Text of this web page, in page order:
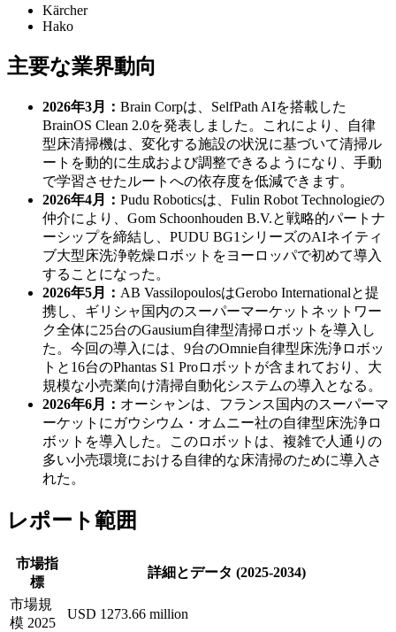
Kärcher
Hako
主要な業界動向
2026年3月： Brain Corpは、SelfPath AIを搭載した
BrainOS Clean 2.0を発表しました。これにより、自律
型床清掃機は、変化する施設の状況に基づいて清掃ル
ートを動的に生成および調整できるようになり、手動
で学習させたルートへの依存度を低減できます。
2026年4月： Pudu Roboticsは、Fulin Robot Technologieの
仲介により、Gom Schoonhouden B.V.と戦略的パートナ
ーシップを締結し、PUDU BG1シリーズのAIネイティ
ブ大型床洗浄乾燥ロボットをヨーロッパで初めて導入
することになった。
2026年5月： AB VassilopoulosはGerobo Internationalと提
携し、ギリシャ国内のスーパーマーケットネットワー
ク全体に25台のGausium自律型清掃ロボットを導入し
た。今回の導入には、9台のOmnie自律型床洗浄ロボッ
トと16台のPhantas S1 Proロボットが含まれており、大
規模な小売業向け清掃自動化システムの導入となる。
2026年6月： オーシャンは、フランス国内のスーパーマ
ーケットにガウシウム・オムニー社の自律型床洗浄ロ
ボットを導入した。このロボットは、複雑で人通りの
多い小売環境における自律的な床清掃のために導入さ
れた。
レポート範囲
市場指
標
詳細とデータ (2025-2034)
市場規
模 2025
USD 1273.66 million